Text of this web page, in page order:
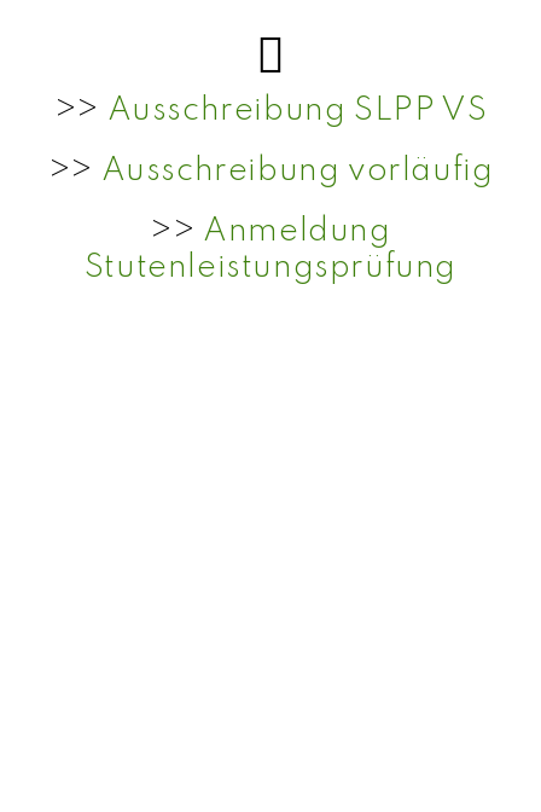
>> Ausschreibung SLPP VS
>> Ausschreibung vorläufig
>> Anmeldung
Stutenleistungsprüfung